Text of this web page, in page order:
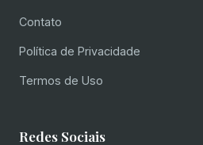
Contato
Política de Privacidade
Termos de Uso
Redes Sociais